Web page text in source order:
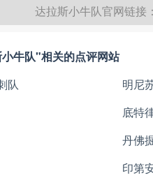
达拉斯小牛队官网链接：
牛队"相关的点评网站
队
明尼
底特
丹佛
印第